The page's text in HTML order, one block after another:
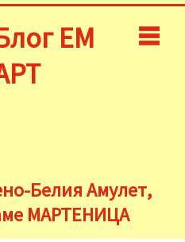
ЕМ
Белия Амулет,
МАРТЕНИЦА